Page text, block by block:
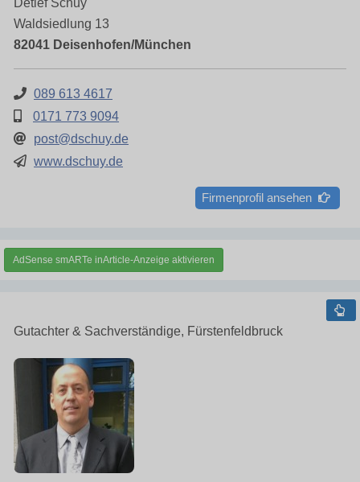
Detlef Schuy
Waldsiedlung 13
82041 Deisenhofen/München
089 613 4617
0171 773 9094
post@dschuy.de
www.dschuy.de
Firmenprofil ansehen
AdSense smARTe inArticle-Anzeige aktivieren
Gutachter & Sachverständige, Fürstenfeldbruck